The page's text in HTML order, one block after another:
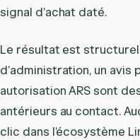
signal d’achat daté.
Le résultat est
d’administration, un avis
autorisation ARS sont
antérieurs au contact.
clic dans l’écosystème